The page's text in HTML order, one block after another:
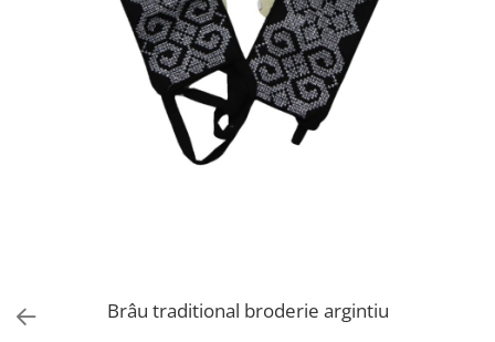
Brâu traditional broderie argintiu